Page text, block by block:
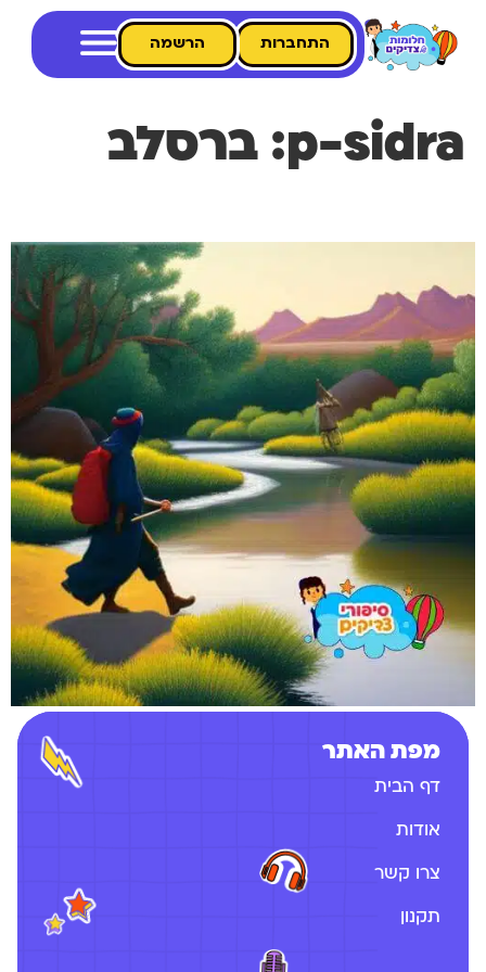
התחברות הרשמה
p-sidra: ברסלב
מפת האתר
דף הבית
אודות
צרו קשר
תקנון